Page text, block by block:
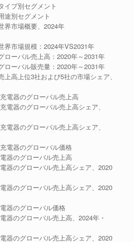
イプ別セグメント
途別セグメント
界市場概要、2024年
界市場規模：2024年VS2031年
ローバル売上高：2020年～2031年
ローバル販売量：2020年～2031年
上高上位3社および5社の市場シェア、
電器のグローバル売上高
電器のグローバル売上高シェア、
電器のグローバル売上高シェア、
電器のグローバル価格
器のグローバル売上高
器のグローバル売上高シェア、2020
器のグローバル売上高シェア、2020
器のグローバル価格
器のグローバル売上高、2024年・
器のグローバル売上高シェア、2020